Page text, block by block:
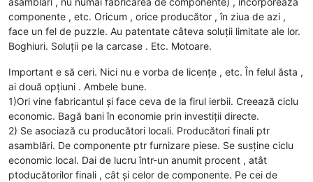
componente , etc. Oricum , orice producător , în ziua de azi ,
face un fel de puzzle. Au patentate câteva soluții limitate ale lor.
Boghiuri. Soluții pe la carcase . Etc. Motoare.
Important e să ceri. Nici nu e vorba de licențe , etc. În felul ăsta ,
ai două opțiuni . Ambele bune.
1)Ori vine fabricantul și face ceva de la firul ierbii. Creează ciclu
economic. Bagă bani în economie prin investiții directe.
2) Se asociază cu producători locali. Producători finali ptr
asamblări. De componente ptr furnizare piese. Se susține ciclu
economic local. Dai de lucru într-un anumit procent , atât
ptoducătorilor finali , cât și celor de componente. Pe cei de